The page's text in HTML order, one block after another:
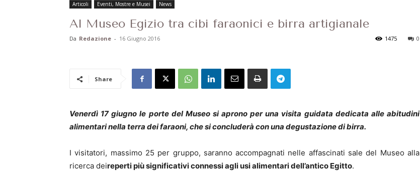
Articoli Eventi, Mostre e Musei News
Al Museo Egizio tra cibi faraonici e birra artigianale
Da Redazione - 16 Giugno 2016 0
1475
Share
Venerdì 17 giugno le porte del Museo si aprono per una visita guidata dedicata alle abitudini
alimentari nella terra dei faraoni, che si concluderà con una degustazione di birra.
I visitatori, massimo 25 per gruppo, saranno accompagnati nelle affascinati sale del Museo alla
ricerca deireperti più significativi connessi agli usi alimentari dell’antico Egitto.